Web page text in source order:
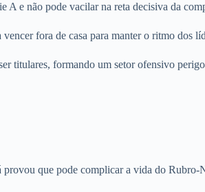
A e não pode vacilar na reta decisiva da
fora de casa para manter o ritmo dos
titulares, formando um setor ofensivo
que pode complicar a vida do Rubro-